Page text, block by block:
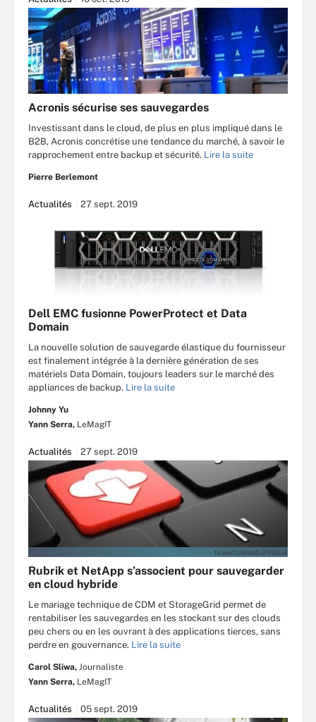
Acronis sécurise ses sauvegardes
Investissant dans le cloud, de plus en plus impliqué dans le
B2B, Acronis concrétise une tendance du marché, à savoir le
rapprochement entre backup et sécurité. Lire la suite
Pierre Berlemont
Actualités 27 sept. 2019
Dell EMC fusionne PowerProtect et Data
Domain
La nouvelle solution de sauvegarde élastique du fournisseur
est finalement intégrée à la dernière génération de ses
matériels Data Domain, toujours leaders sur le marché des
appliances de backup. Lire la suite
Johnny Yu
Yann Serra, LeMagIT
Actualités 27 sept. 2019
TASHATUVANGO - FOTOLIA
Rubrik et NetApp s’associent pour sauvegarder
en cloud hybride
Le mariage technique de CDM et StorageGrid permet de
rentabiliser les sauvegardes en les stockant sur des clouds
peu chers ou en les ouvrant à des applications tierces, sans
perdre en gouvernance. Lire la suite
Carol Sliwa, Journaliste
Yann Serra, LeMagIT
Actualités 05 sept. 2019